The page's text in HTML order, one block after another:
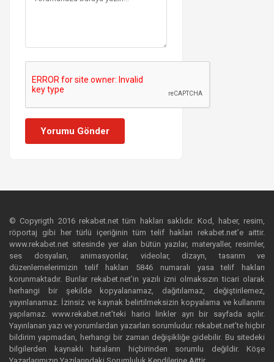
Yorumu Gönder
© Copyrigth 2016 rekabet.net tüm hakları saklıdır. Kod, haber, resim,
röportaj gibi her türlü içeriğinin tüm telif hakları rekabet.net’e aittir.
www.rekabet.net sitesinde yer alan bütün yazılar, materyaller, resimler,
ses dosyaları, animasyonlar, videolar, dizayn, tasarım ve
düzenlemelerimizin telif hakları 5846 numaralı yasa telif hakları
korunmaktadır. Bunlar rekabet.net’in yazılı izni olmaksızın ticari olarak
herhangi bir şekilde kopyalanamaz, dağıtılamaz, değiştirilemez,
yayınlanamaz. İzinsiz ve kaynak belirtilmeksizin kopyalama ve kullanımı
yapılamaz. www.rekabet.net’teki harici linkler ayrı bir sayfada açılır.
Yayınlanan yazı ve yorumlardan yazarları sorumludur. rekabet.net’te hiçbir
bildirim yapmadan, herhangi bir zaman değişikliğe gidebilir. Bu sitedeki
bilgilerden kaynaklı hataların hiçbirinden sorumlu değildir. Köşe